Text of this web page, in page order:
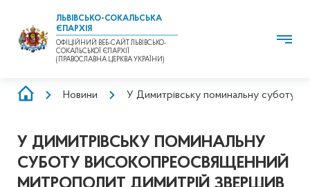
ЛЬВІВСЬКО-СОКАЛЬСЬКА
ЄПАРХІЯ
ОФІЦІЙНИЙ ВЕБ-САЙТ ЛЬВІВСЬКО-
СОКАЛЬСЬКОЇ ЄПАРХІЇ
(ПРАВОСЛАВНА ЦЕРКВА УКРАЇНИ)
РЯДОК
Новини У Димитрівську поминальну суботу
У ДИМИТРІВСЬКУ ПОМИНАЛЬНУ
СУБОТУ ВИСОКОПРЕОСВЯЩЕННИЙ